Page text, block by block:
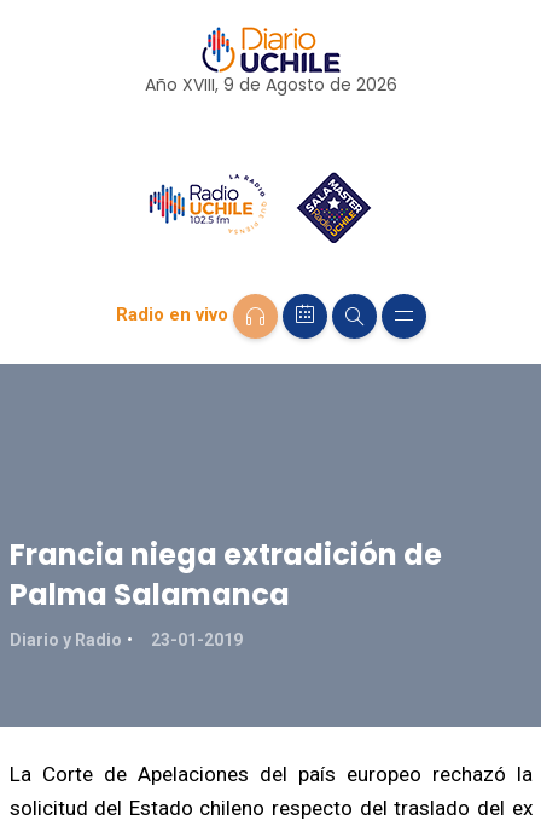
Año XVIII, 9 de Agosto de 2026
Radio en vivo
Francia niega extradición de
Palma Salamanca
Diario y Radio 23-01-2019
La Corte de Apelaciones del país europeo rechazó la
solicitud del Estado chileno respecto del traslado del ex